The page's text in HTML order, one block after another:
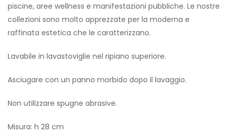
piscine, aree wellness e manifestazioni pubbliche. Le nostre
collezioni sono molto apprezzate per la moderna e
raffinata estetica che le caratterizzano.
Lavabile in lavastoviglie nel ripiano superiore.
Asciugare con un panno morbido dopo il lavaggio.
Non utilizzare spugne abrasive.
Misura: h 28 cm